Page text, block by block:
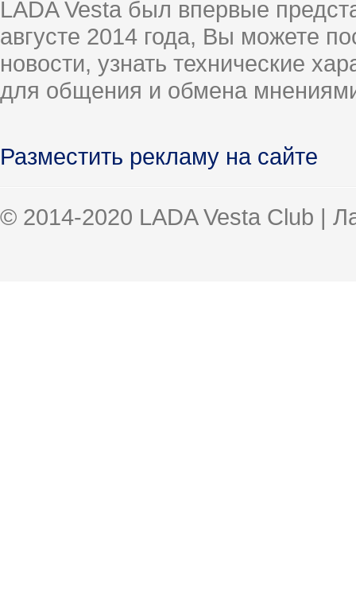
LADA Vesta был впервые
августе 2014 года, Вы можете
новости, узнать технические
для общения и обмена
Разместить рекламу на сайте
© 2014-2020 LADA Vesta Club |